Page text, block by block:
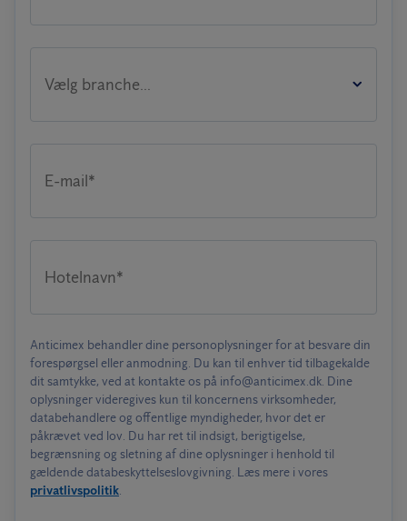
Vælg branche...
E-mail*
Hotelnavn*
Anticimex behandler dine personoplysninger for at besvare din
forespørgsel eller anmodning. Du kan til enhver tid tilbagekalde
dit samtykke, ved at kontakte os på info@anticimex.dk. Dine
oplysninger videregives kun til koncernens virksomheder,
databehandlere og offentlige myndigheder, hvor det er
påkrævet ved lov. Du har ret til indsigt, berigtigelse,
begrænsning og sletning af dine oplysninger i henhold til
gældende databeskyttelseslovgivning. Læs mere i vores
privatlivspolitik.